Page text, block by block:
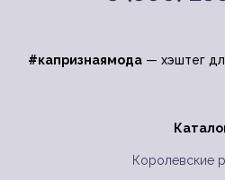
#капризнаямода — хэштег
Королевские